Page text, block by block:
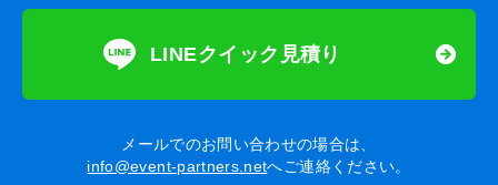
LINEクイック見積り
メールでのお問い合わせの場合は、
info@event-partners.netへご連絡ください。